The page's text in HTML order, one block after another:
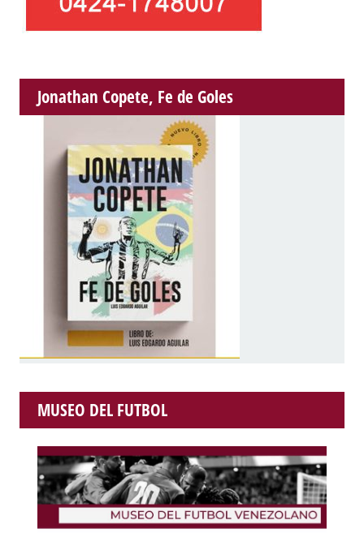
Jonathan Copete, Fe de Goles
MUSEO DEL FUTBOL